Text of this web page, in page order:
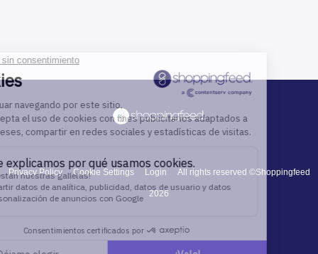
Privacy Policy Cookie Settings Login All rights reserved ©Shoppingfeed
2026